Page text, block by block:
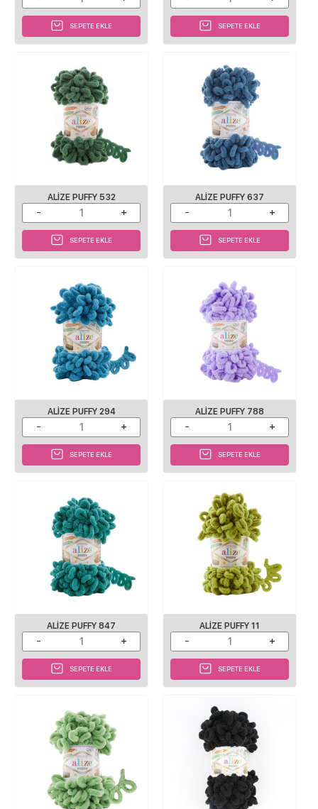
SEPETE EKLE SEPETE EKLE
ALIZE PUFFY 532
SEPETE EKLE
ALIZE PUFFY 637
SEPETE EKLE
ALIZE PUFFY 294
SEPETE EKLE
ALIZE PUFFY 788
SEPETE EKLE
ALIZE PUFFY 847
SEPETE EKLE
ALIZE PUFFY 11
SEPETE EKLE